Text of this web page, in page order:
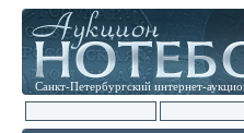
Санкт-Петербургский интернет-